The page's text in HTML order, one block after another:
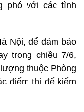
phó với các tình
Nội, để đảm bảo
trong chiều 7/6,
thuộc Phòng
điểm thi để kiểm